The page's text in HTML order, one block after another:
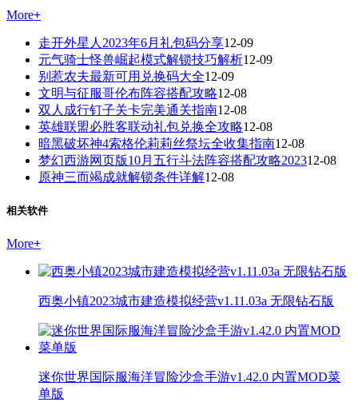
More+
走开外星人2023年6月礼包码分享12-09
元气骑士怪兽崛起模式解锁技巧解析12-09
别惹农夫最新可用兑换码大全12-09
文明与征服哥伦布阵容搭配攻略12-08
双人成行钉子关卡完美通关指南12-08
英雄联盟必胜客联动礼包兑换全攻略12-08
暗黑破坏神4索格伦莉莉丝祭坛全收集指南12-08
梦幻西游网页版10月五行斗法阵容搭配攻略202312-08
原神三而竭成就解锁条件详解12-08
相关软件
More+
西奥小镇2023城市建造模拟经营v1.11.03a 无限钻石版
迷你世界国际服海洋冒险沙盒手游v1.42.0 内置MOD菜
单版